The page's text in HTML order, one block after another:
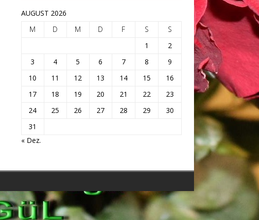
AUGUST 2026
M
D M D F S
S
1
2
3
4 5 6 7 8
9
10
11 12 13 14 15
16
17
18 19 20 21 22
23
24
25 26 27 28 29
30
31
« Dez.